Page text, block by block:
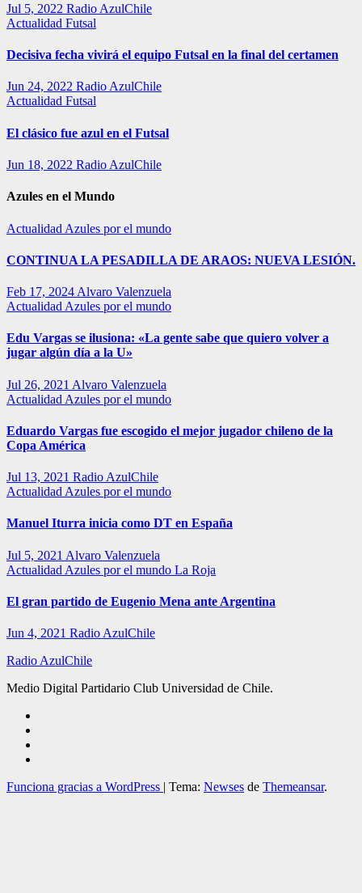
Jul 5, 2022 Radio AzulChile
Actualidad Futsal
Decisiva fecha vivirá el equipo Futsal en la final del certamen
Jun 24, 2022 Radio AzulChile
Actualidad Futsal
El clásico fue azul en el Futsal
Jun 18, 2022 Radio AzulChile
Azules en el Mundo
Actualidad Azules por el mundo
CONTINUA LA PESADILLA DE ARAOS: NUEVA LESIÓN.
Feb 17, 2024 Alvaro Valenzuela
Actualidad Azules por el mundo
Edu Vargas se ilusiona: «La gente sabe que quiero volver a
jugar algún día a la U»
Jul 26, 2021 Alvaro Valenzuela
Actualidad Azules por el mundo
Eduardo Vargas fue escogido el mejor jugador chileno de la
Copa América
Jul 13, 2021 Radio AzulChile
Actualidad Azules por el mundo
Manuel Iturra inicia como DT en España
Jul 5, 2021 Alvaro Valenzuela
Actualidad Azules por el mundo La Roja
El gran partido de Eugenio Mena ante Argentina
Jun 4, 2021 Radio AzulChile
Radio AzulChile
Medio Digital Partidario Club Universidad de Chile.
Funciona gracias a WordPress | Tema: Newses de Themeansar.